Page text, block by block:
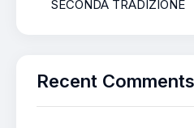
SECONDA TRADIZIONE
Recent Comments